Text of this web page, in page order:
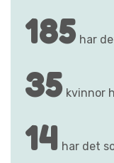
185 har
35 kvinnor
14 har det